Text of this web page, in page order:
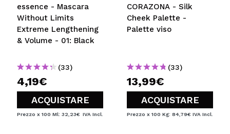
essence - Mascara
Without Limits
Extreme Lengthening
& Volume - 01: Black
(33)
4,19€
ACQUISTARE
Prezzo x 100 Ml: 32,23€ IVA Incl.
CORAZONA - Silk
Cheek Palette -
Palette viso
(33)
13,99€
ACQUISTARE
Prezzo x 100 Kg: 84,79€ IVA Incl.